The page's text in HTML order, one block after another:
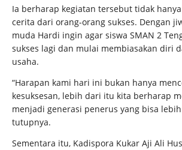
Ia berharap kegiatan tersebut tidak
cerita dari orang-orang sukses. Dengan
muda Hardi ingin agar siswa SMAN 2
sukses lagi dan mulai membiasakan diri
usaha.
“Harapan kami hari ini bukan hanya
kesuksesan, lebih dari itu kita berharap
menjadi generasi penerus yang bisa lebih
tutupnya.
Sementara itu, Kadispora Kukar Aji Ali